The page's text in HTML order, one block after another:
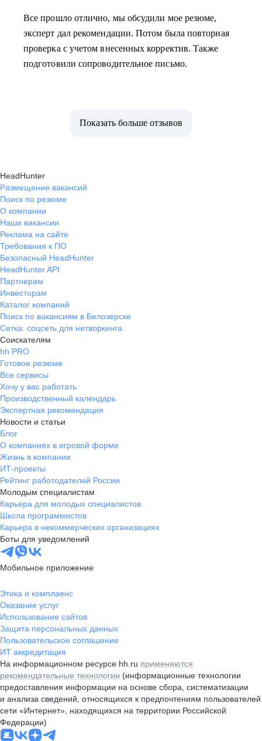
Все прошло отлично, мы обсудили мое резюме,
эксперт дал рекомендации. Потом была повторная
проверка с учетом внесенных корректив. Также
подготовили сопроводительное письмо.
Показать больше отзывов
HeadHunter
Размещение вакансий
Поиск по резюме
О компании
Наши вакансии
Реклама на сайте
Требования к ПО
Безопасный HeadHunter
HeadHunter API
Партнерам
Инвесторам
Каталог компаний
Поиск по вакансиям в Белозерске
Сетка: соцсеть для нетворкинга
Соискателям
hh PRO
Готовое резюме
Все сервисы
Хочу у вас работать
Производственный календарь
Экспертная рекомендация
Новости и статьи
Блог
О компаниях в игровой форме
Жизнь в компании
ИТ-проекты
Рейтинг работодателей России
Молодым специалистам
Карьера для молодых специалистов
Школа программистов
Карьера в некоммерческих организациях
Боты для уведомлений
Мобильное приложение
Этика и комплаенс
Оказание услуг
Использование сайтов
Защита персональных данных
Пользовательское соглашение
ИТ аккредитация
На информационном ресурсе hh.ru применяются
рекомендательные технологии (информационные технологии
предоставления информации на основе сбора, систематизации
и анализа сведений, относящихся к предпочтениям пользователей
сети «Интернет», находящихся на территории Российской
Федерации)